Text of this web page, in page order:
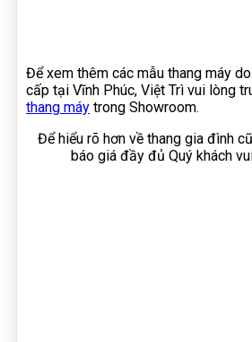
Để xem thêm các mẫu thang máy
cấp tại Vĩnh Phúc, Việt Trì vui lòng
thang máy trong Showroom.
Để hiểu rõ hơn về thang gia đình
báo giá đầy đủ Quý khách